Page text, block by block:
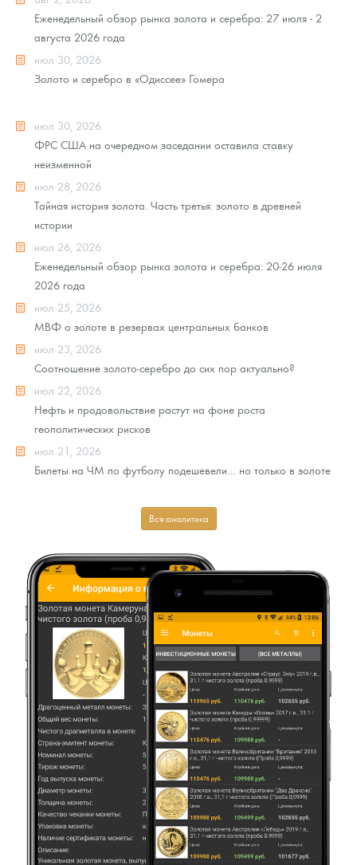
Еженедельный обзор рынка золота и серебра: 27 июля - 2
августа 2026 года
июл 30, 2026
Золото и серебро в «Одиссее» Гомера
июл 30, 2026
ФРС США на очередном заседании оставила ставку
неизменной
июл 28, 2026
Тайная история золота. Часть третья: золото в древней
истории
июл 26, 2026
Еженедельный обзор рынка золота и серебра: 20-26 июля
2026 года
июл 25, 2026
МВФ о золоте в резервах центральных банков
июл 23, 2026
Соотношение золото-серебро до сих пор актуально?
июл 22, 2026
Нефть и продовольствие растут на фоне роста
геополитических рисков
июл 21, 2026
Билеты на ЧМ по футболу подешевели… но только в золоте
Вся аналитика